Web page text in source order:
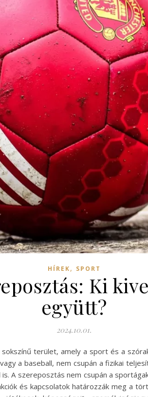
HÍREK, SPORT
Ki
együtt?
2024.10.01.
terület, amely a sport és a
a baseball, nem csupán a fizikai
A szereposztás nem csupán a
és kapcsolatok határozzák meg a